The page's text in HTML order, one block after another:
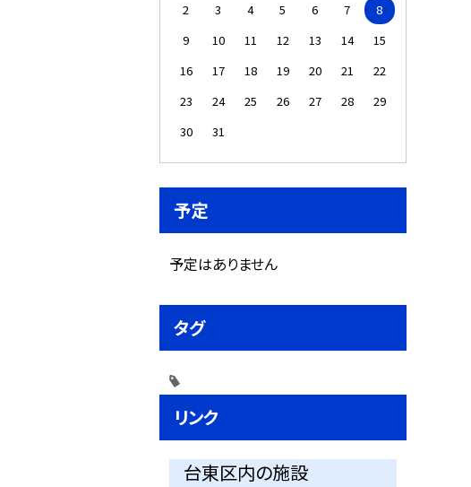
2
3 4 5 6 7
8
9
10 11 12 13 14
15
16
17 18 19 20 21
22
23
24 25 26 27 28
29
30
31
予定
予定はありません
タグ
リンク
台東区内の施設